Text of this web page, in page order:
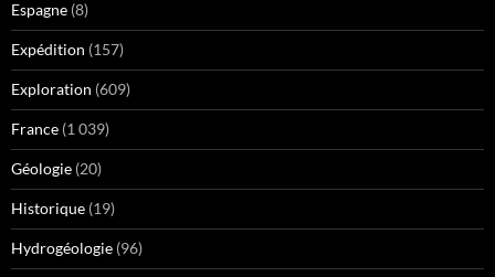
Espagne (8)
Expédition (157)
Exploration (609)
France (1 039)
Géologie (20)
Historique (19)
Hydrogéologie (96)